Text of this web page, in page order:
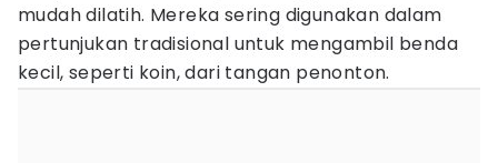
mudah dilatih. Mereka sering digunakan dalam
pertunjukan tradisional untuk mengambil benda
kecil, seperti koin, dari tangan penonton.